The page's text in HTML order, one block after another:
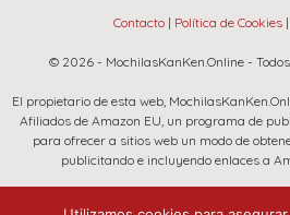
Contacto | Política de Cookies |
© 2026 - MochilasKanKen.Online -
El propietario de esta web,
Afiliados de Amazon EU, un programa de
para ofrecer a sitios web un modo de
publicitando e incluyendo enlaces a